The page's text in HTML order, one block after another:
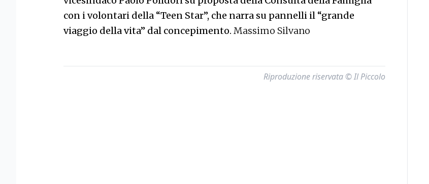
con i volontari della “Teen Star”, che narra su pannelli il “grande
viaggio della vita” dal concepimento. Massimo Silvano
Riproduzione riservata © Il Piccolo